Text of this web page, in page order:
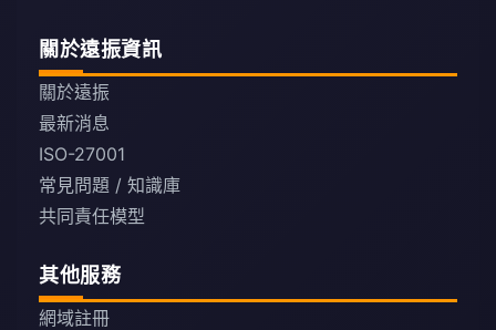
關於遠振資訊
關於遠振
最新消息
ISO-27001
常見問題 / 知識庫
共同責任模型
其他服務
網域註冊